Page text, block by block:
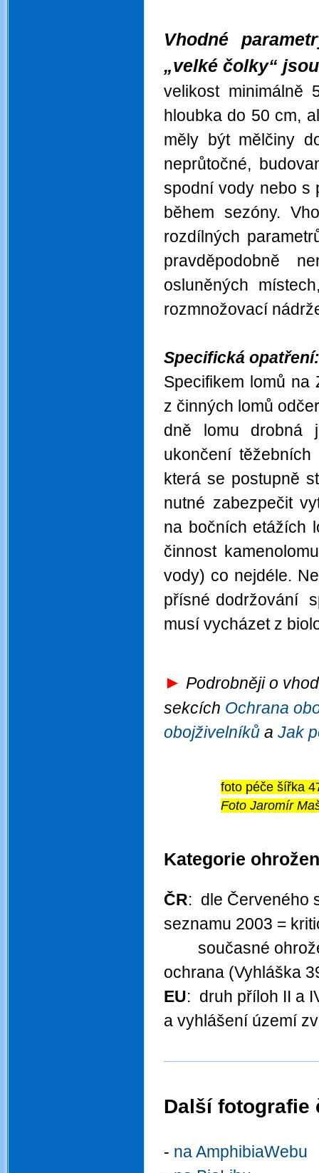
Vhodné
„velké čolky“
velikost minimálně
hloubka do 50 cm,
měly být mělčiny
neprůtočné,
spodní vody nebo s
během sezóny.
rozdílných
pravděpodobně
osluněných
rozmnožovací
Specifická opatření:
Specifikem lomů na
z činných lomů
dně lomu drobná
ukončení
která se postupně
nutné zabezpečit
na bočních etážích
činnost
vody) co nejdéle.
přísné dodržování
musí vycházet z
► Podrobněji o
sekcích Ochrana
obojživelníků a Jak
foto péče šířka
Foto Jaromír
Kategorie
ČR: dle Červeného
seznamu 2003 =
současné
ochrana (Vyhláška
EU: druh příloh II a
a vyhlášení území
Další fotografie
- na AmphibiaWebu